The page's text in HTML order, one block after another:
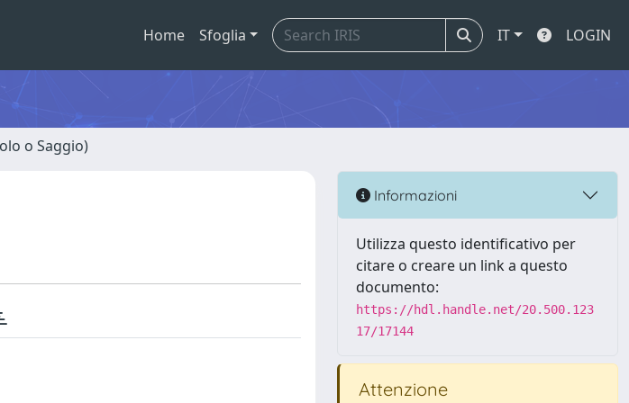
Home Sfoglia IT LOGIN
o Saggio)
Informazioni
Utilizza questo identificativo per
citare o creare un link a questo
documento:
https://hdl.handle.net/20.500.123
17/17144
Attenzione